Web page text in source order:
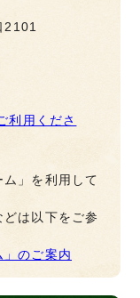
利用くださ
」を利用して
どは以下をご参
のご案内